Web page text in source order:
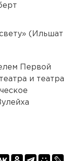
(Ильшат
Первой
и театра